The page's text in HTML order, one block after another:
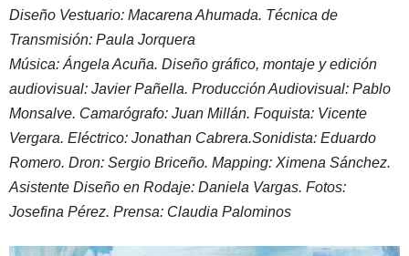
Diseño Vestuario: Macarena Ahumada. Técnica de
Transmisión: Paula Jorquera
Música: Ángela Acuña. Diseño gráfico, montaje y edición
audiovisual: Javier Pañella. Producción Audiovisual: Pablo
Monsalve. Camarógrafo: Juan Millán. Foquista: Vicente
Vergara. Eléctrico: Jonathan Cabrera.Sonidista: Eduardo
Romero. Dron: Sergio Briceño. Mapping: Ximena Sánchez.
Asistente Diseño en Rodaje: Daniela Vargas. Fotos:
Josefina Pérez. Prensa: Claudia Palominos